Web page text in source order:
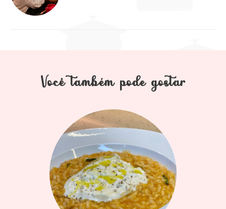
Você também pode gostar